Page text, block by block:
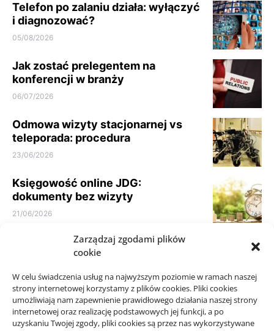
Zarządzaj zgodami plików
cookie
W celu świadczenia usług na najwyższym poziomie w ramach naszej
strony internetowej korzystamy z plików cookies. Pliki cookies
umożliwiają nam zapewnienie prawidłowego działania naszej strony
internetowej oraz realizację podstawowych jej funkcji, a po
uzyskaniu Twojej zgody, pliki cookies są przez nas wykorzystywane
Telefon po zalaniu działa: wyłączyć
i diagnozować?
05/08/2026
Jak zostać prelegentem na
konferencji w branży
06/07/2026
Odmowa wizyty stacjonarnej vs
teleporada: procedura
23/06/2026
Księgowość online JDG:
dokumenty bez wizyty
21/06/2026
Parkiet do domu do spokojnego
wnętrza: jak nie kierować się
10/06/2026